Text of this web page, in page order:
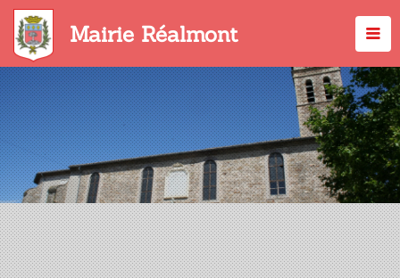
Aller
contenu
principal
Mairie Réalmont